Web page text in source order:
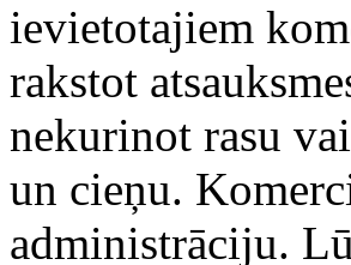
ievietotajiem
rakstot
nekurinot rasu
un cieņu.
administrāciju.